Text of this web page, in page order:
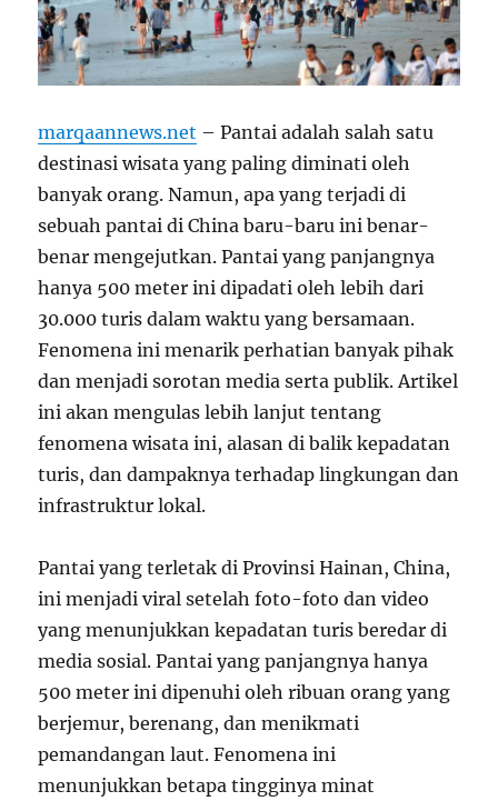
marqaannews.net – Pantai adalah salah satu
destinasi wisata yang paling diminati oleh
banyak orang. Namun, apa yang terjadi di
sebuah pantai di China baru-baru ini benar-
benar mengejutkan. Pantai yang panjangnya
hanya 500 meter ini dipadati oleh lebih dari
30.000 turis dalam waktu yang bersamaan.
Fenomena ini menarik perhatian banyak pihak
dan menjadi sorotan media serta publik. Artikel
ini akan mengulas lebih lanjut tentang
fenomena wisata ini, alasan di balik kepadatan
turis, dan dampaknya terhadap lingkungan dan
infrastruktur lokal.
Pantai yang terletak di Provinsi Hainan, China,
ini menjadi viral setelah foto-foto dan video
yang menunjukkan kepadatan turis beredar di
media sosial. Pantai yang panjangnya hanya
500 meter ini dipenuhi oleh ribuan orang yang
berjemur, berenang, dan menikmati
pemandangan laut. Fenomena ini
menunjukkan betapa tingginya minat